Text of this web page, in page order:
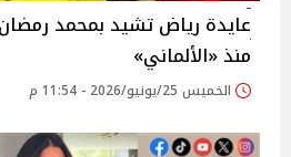
عايدة رياض تشيد بمحمد
منذ «الألماني»
الخميس 25/يونيو/2026 - 11:54 م